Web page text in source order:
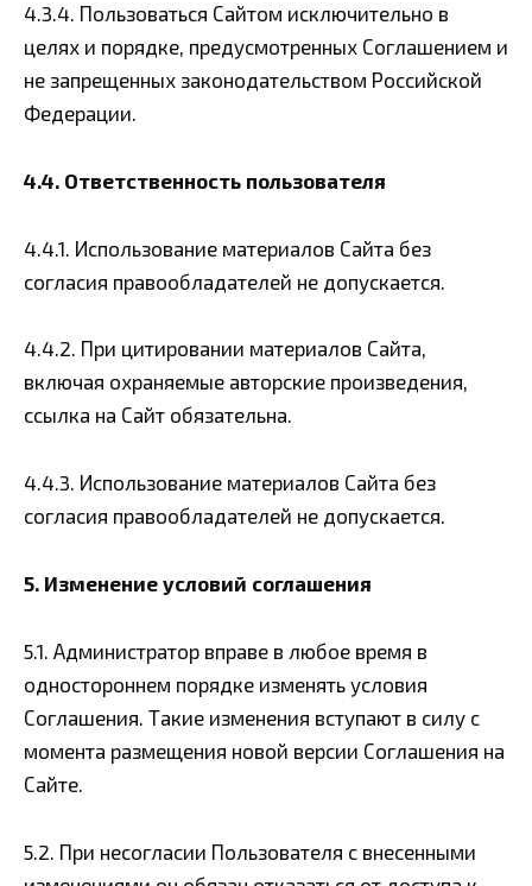
4.3.4. Пользоваться Сайтом исключительно в
целях и порядке, предусмотренных Соглашением и
не запрещенных законодательством Российской
Федерации.
4.4. Ответственность пользователя
4.4.1. Использование материалов Сайта без
согласия правообладателей не допускается.
4.4.2. При цитировании материалов Сайта,
включая охраняемые авторские произведения,
ссылка на Сайт обязательна.
4.4.3. Использование материалов Сайта без
согласия правообладателей не допускается.
5. Изменение условий соглашения
5.1. Администратор вправе в любое время в
одностороннем порядке изменять условия
Соглашения. Такие изменения вступают в силу с
момента размещения новой версии Соглашения на
Сайте.
5.2. При несогласии Пользователя с внесенными